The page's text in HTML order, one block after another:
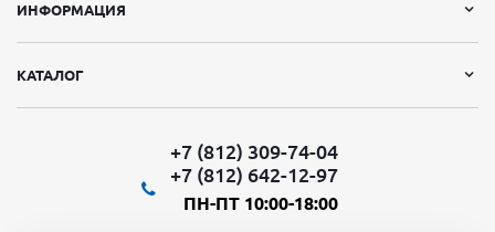
ИНФОРМАЦИЯ
КАТАЛОГ
+7 (812) 309-74-04
+7 (812) 642-12-97
ПН-ПТ 10:00-18:00